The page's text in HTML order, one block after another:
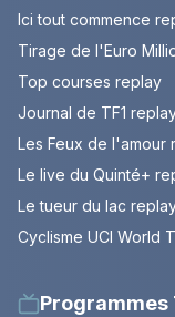
Ici tout commence
Tirage de l'Euro
Top courses replay
Journal de TF1
Les Feux de l'amour
Le live du Quinté+
Le tueur du lac
Cyclisme UCI World
Programmes